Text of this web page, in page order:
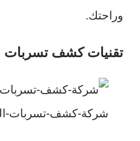
وراحتك.
تقنيات كشف تسربات
شركة-كشف-تسربات-